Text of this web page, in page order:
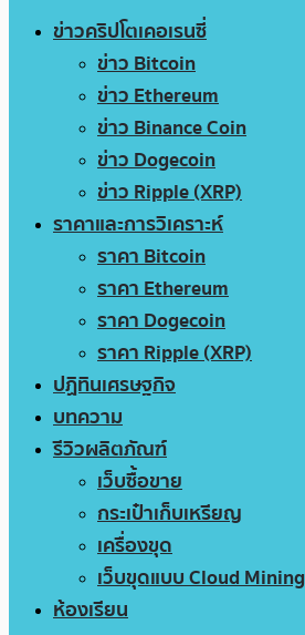
ข่าวคริปโตเคอเรนซี่
ข่าว Bitcoin
ข่าว Ethereum
ข่าว Binance Coin
ข่าว Dogecoin
ข่าว Ripple (XRP)
ราคาและการวิเคราะห์
ราคา Bitcoin
ราคา Ethereum
ราคา Dogecoin
ราคา Ripple (XRP)
ปฏิทินเศรษฐกิจ
บทความ
รีวิวผลิตภัณฑ์
เว็บซื้อขาย
กระเป๋าเก็บเหรียญ
เครื่องขุด
เว็บขุดแบบ Cloud Mining
ห้องเรียน